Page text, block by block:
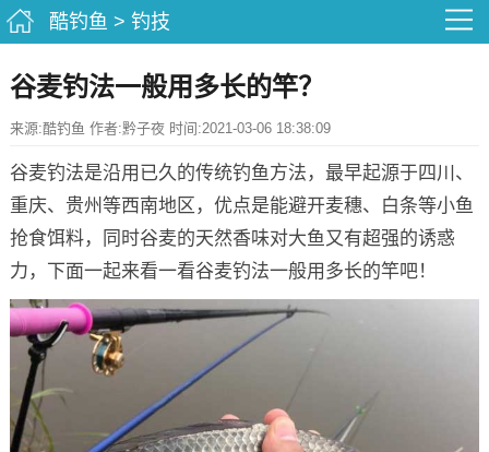
酷钓鱼 > 钓技
谷麦钓法一般用多长的竿？
来源:酷钓鱼 作者:黔子夜 时间:2021-03-06 18:38:09
谷麦钓法是沿用已久的传统钓鱼方法，最早起源于四川、
重庆、贵州等西南地区，优点是能避开麦穗、白条等小鱼
抢食饵料，同时谷麦的天然香味对大鱼又有超强的诱惑
力，下面一起来看一看谷麦钓法一般用多长的竿吧！